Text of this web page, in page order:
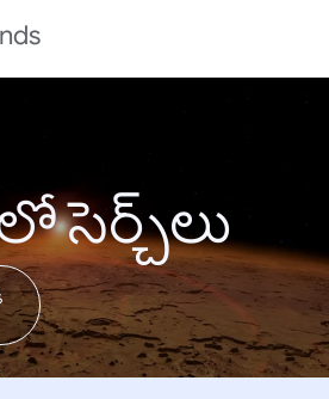
సెర్చ్‌లు